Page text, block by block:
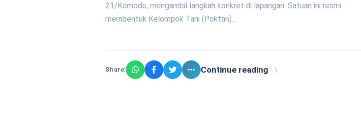
21/Komodo, mengambil langkah konkret di lapangan. Satuan ini resmi
membentuk Kelompok Tani (Poktan)…
Share: Continue reading